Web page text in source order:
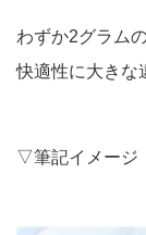
わずか2グラム
快適性に大きな
▽筆記イメージ